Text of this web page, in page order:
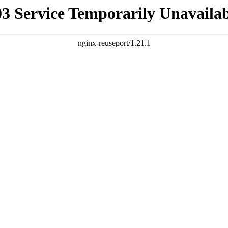
Service Temporarily
nginx-reuseport/1.21.1